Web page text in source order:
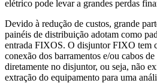
elétrico pode levar a grandes perdas
Devido à redução de custos, grande
painéis de distribuição adotam como
entrada FIXOS. O disjuntor FIXO tem
conexão dos barramentos e/ou cabos
diretamente no disjuntor, ou seja, não
extração do equipamento para uma